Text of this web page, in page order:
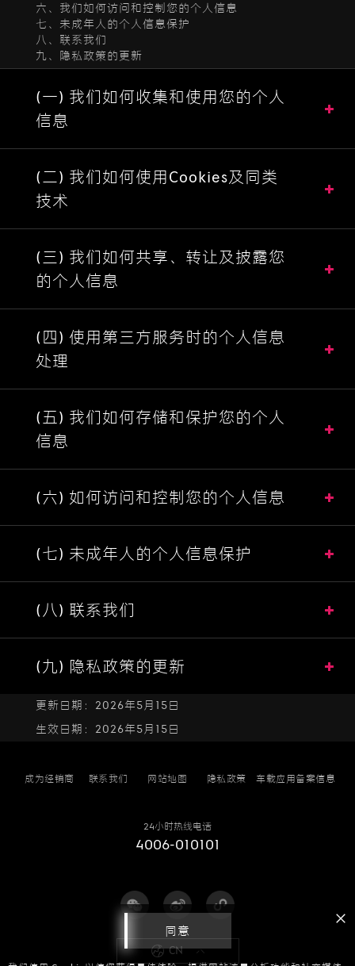
六、我们如何访问和控制您的个人信息
七、未成年人的个人信息保护
八、联系我们
九、隐私政策的更新
(一) 我们如何收集和使用您的个人
信息
(二) 我们如何使用Cookies及同类
技术
(三) 我们如何共享、转让及披露您
的个人信息
(四) 使用第三方服务时的个人信息
处理
(五) 我们如何存储和保护您的个人
信息
(六) 如何访问和控制您的个人信息
(七) 未成年人的个人信息保护
(八) 联系我们
(九) 隐私政策的更新
更新日期：2026年5月15日
生效日期：2026年5月15日
成为经销商 联系我们 网站地图 隐私政策 车载应用备案信息
24小时热线电话
4006-010101
CN
同意